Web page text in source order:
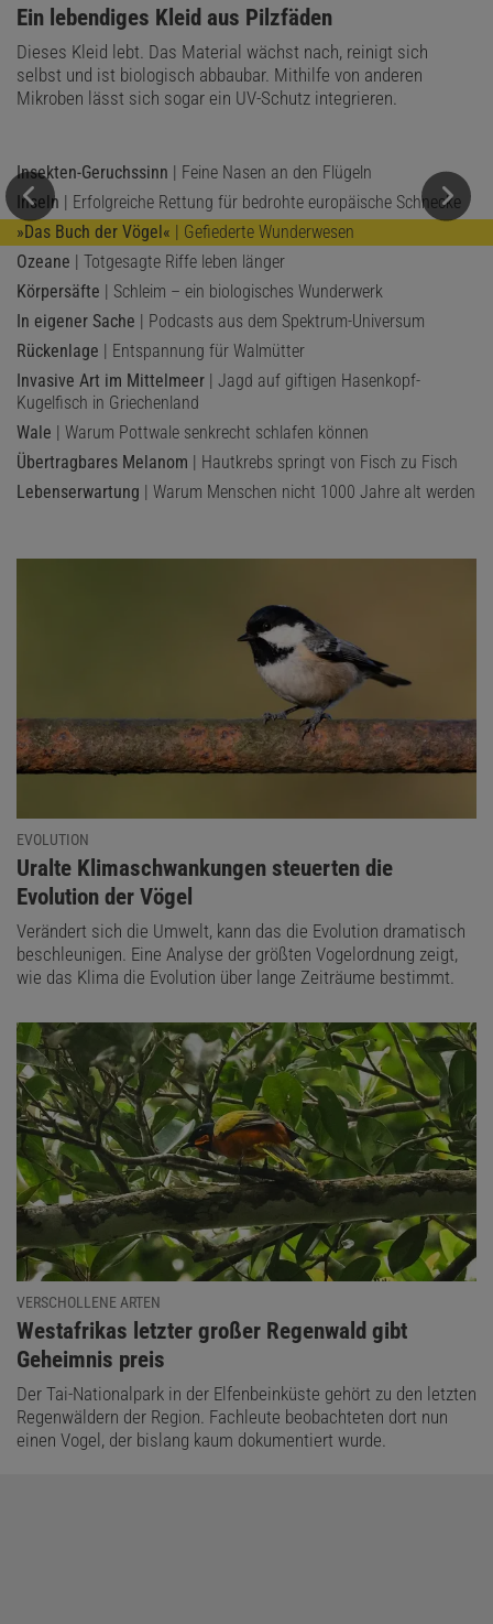
:
Ein lebendiges Kleid aus Pilzfäden
Dieses Kleid lebt. Das Material wächst nach, reinigt sich
selbst und ist biologisch abbaubar. Mithilfe von anderen
Mikroben lässt sich sogar ein UV-Schutz integrieren.
Insekten-Geruchssinn | Feine Nasen an den Flügeln
Inseln | Erfolgreiche Rettung für bedrohte europäische Schnecke
»Das Buch der Vögel« | Gefiederte Wunderwesen
Ozeane | Totgesagte Riffe leben länger
Körpersäfte | Schleim – ein biologisches Wunderwerk
In eigener Sache | Podcasts aus dem Spektrum-Universum
Rückenlage | Entspannung für Walmütter
Invasive Art im Mittelmeer | Jagd auf giftigen Hasenkopf-
Kugelfisch in Griechenland
Wale | Warum Pottwale senkrecht schlafen können
Übertragbares Melanom | Hautkrebs springt von Fisch zu Fisch
Lebenserwartung | Warum Menschen nicht 1000 Jahre alt werden
EVOLUTION
:
Uralte Klimaschwankungen steuerten die
Evolution der Vögel
Verändert sich die Umwelt, kann das die Evolution dramatisch
beschleunigen. Eine Analyse der größten Vogelordnung zeigt,
wie das Klima die Evolution über lange Zeiträume bestimmt.
VERSCHOLLENE ARTEN
:
Westafrikas letzter großer Regenwald gibt
Geheimnis preis
Der Tai-Nationalpark in der Elfenbeinküste gehört zu den letzten
Regenwäldern der Region. Fachleute beobachteten dort nun
einen Vogel, der bislang kaum dokumentiert wurde.